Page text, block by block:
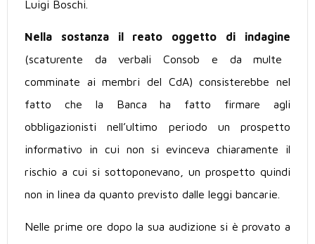
Luigi Boschi.
Nella sostanza il reato oggetto di indagine
(scaturente da verbali Consob e da multe
comminate ai membri del CdA) consisterebbe nel
fatto che la Banca ha fatto firmare agli
obbligazionisti nell’ultimo periodo un prospetto
informativo in cui non si evinceva chiaramente il
rischio a cui si sottoponevano, un prospetto quindi
non in linea da quanto previsto dalle leggi bancarie.
Nelle prime ore dopo la sua audizione si è provato a